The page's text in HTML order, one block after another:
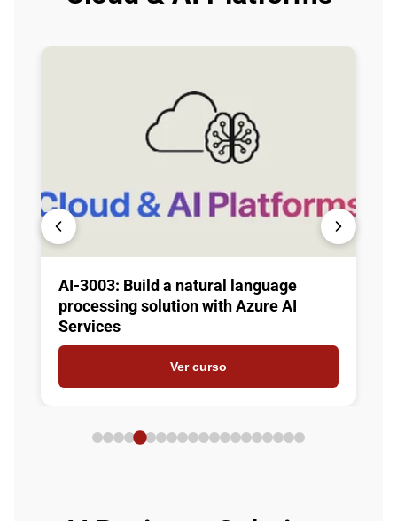
AI-3003: Build a natural language
processing solution with Azure AI
Services
Ver curso